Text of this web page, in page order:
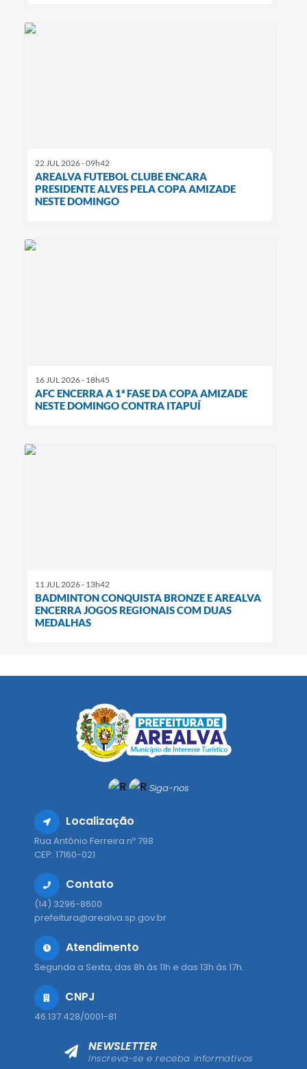
22 JUL 2026 - 09h42
AREALVA FUTEBOL CLUBE ENCARA
PRESIDENTE ALVES PELA COPA AMIZADE
NESTE DOMINGO
16 JUL 2026 - 18h45
AFC ENCERRA A 1ª FASE DA COPA AMIZADE
NESTE DOMINGO CONTRA ITAPUÍ
11 JUL 2026 - 13h42
BADMINTON CONQUISTA BRONZE E AREALVA
ENCERRA JOGOS REGIONAIS COM DUAS
MEDALHAS
Siga-nos
Localização
Rua Antônio Ferreira nº 798
CEP: 17160-021
Contato
(14) 3296-8600
prefeitura@arealva.sp.gov.br
Atendimento
Segunda a Sexta, das 8h às 11h e das 13h às 17h.
CNPJ
46.137.428/0001-81
NEWSLETTER
Inscreva-se e receba informativos